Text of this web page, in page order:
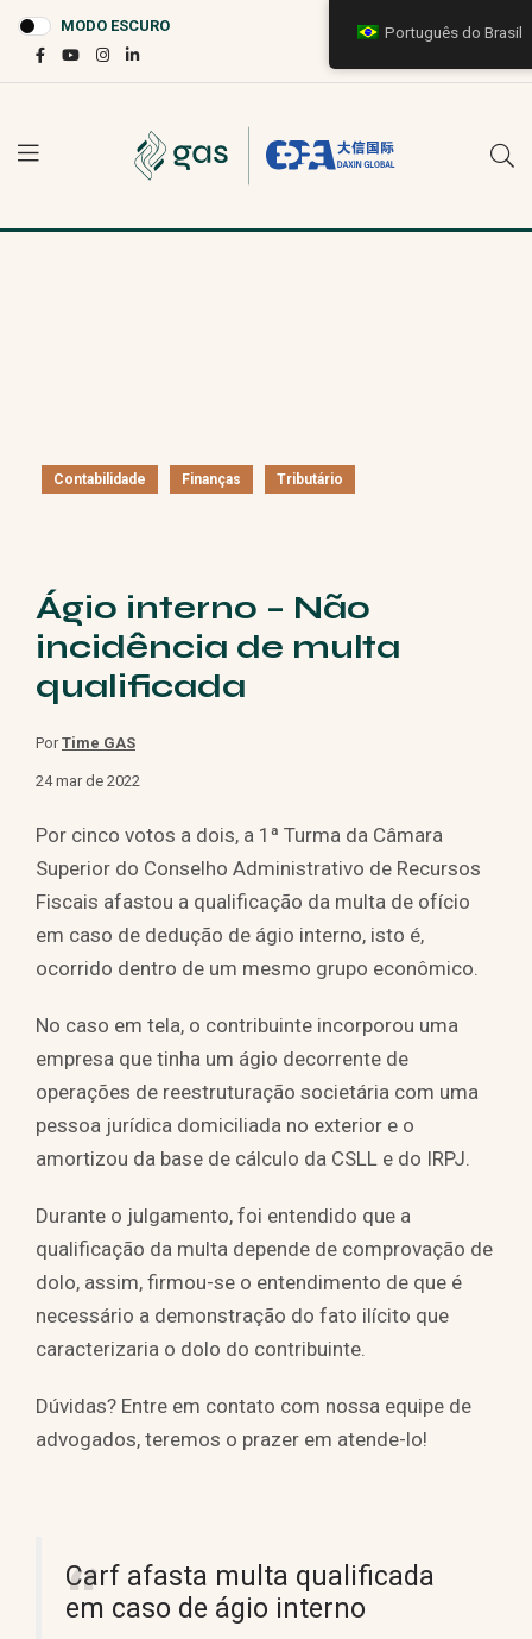
MODO ESCURO
Contabilidade Finanças Tributário
Ágio interno – Não
incidência de multa
qualificada
PorTime GAS
24 mar de 2022
Por cinco votos a dois, a 1ª Turma da Câmara
Superior do Conselho Administrativo de Recursos
Fiscais afastou a qualificação da multa de ofício
em caso de dedução de ágio interno, isto é,
ocorrido dentro de um mesmo grupo econômico.
No caso em tela, o contribuinte incorporou uma
empresa que tinha um ágio decorrente de
operações de reestruturação societária com uma
pessoa jurídica domiciliada no exterior e o
amortizou da base de cálculo da CSLL e do IRPJ.
Durante o julgamento, foi entendido que a
qualificação da multa depende de comprovação de
dolo, assim, firmou-se o entendimento de que é
necessário a demonstração do fato ilícito que
caracterizaria o dolo do contribuinte.
Dúvidas? Entre em contato com nossa equipe de
advogados, teremos o prazer em atende-lo!
Carf afasta multa qualificada
em caso de ágio interno
Português do Brasil